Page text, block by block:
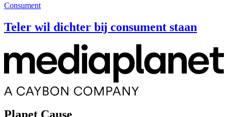
Consument
Teler wil dichter bĳ consument staan